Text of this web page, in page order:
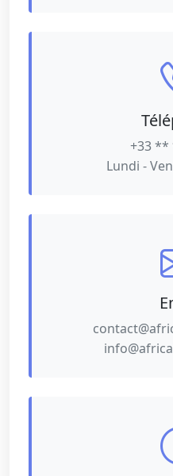
+33
Lundi -